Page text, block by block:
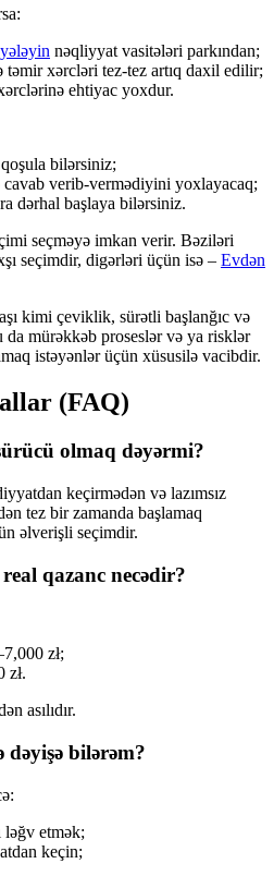
nəqliyyat vasitələri parkından;
təmir xərcləri tez-tez artıq daxil edilir;
ehtiyac yoxdur.
bilərsiniz;
cavab verib-vermədiyini yoxlayacaq;
dərhal başlaya bilərsiniz.
seçməyə imkan verir. Bəziləri
seçimdir, digərləri üçün isə – Evdən
kimi çeviklik, sürətli başlanğıc və
mürəkkəb proseslər və ya risklər
istəyənlər üçün xüsusilə vacibdir.
(FAQ)
olmaq dəyərmi?
keçirmədən və lazımsız
tez bir zamanda başlamaq
əlverişli seçimdir.
qazanc necədir?
zł;
zł.
asılıdır.
dəyişə bilərəm?
ləğv etmək;
keçin;